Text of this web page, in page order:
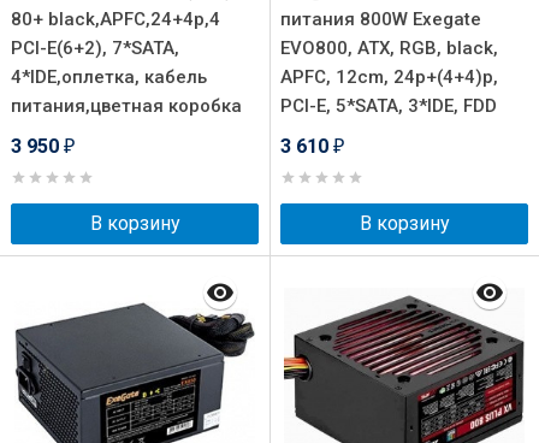
80+ black,APFC,24+4p,4
PCI-E(6+2), 7*SATA,
4*IDE,оплетка, кабель
питания,цветная коробка
3 950 ₽
В корзину
питания 800W Exegate
EVO800, ATX, RGB, black,
APFC, 12cm, 24p+(4+4)p,
PCI-E, 5*SATA, 3*IDE, FDD
3 610 ₽
В корзину